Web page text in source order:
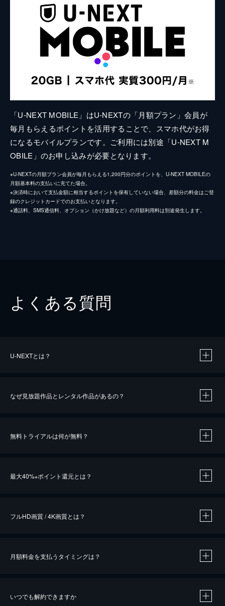
「U-NEXT MOBILE」はU-NEXTの「月額プラン」会員が
毎月もらえるポイントを活用することで、スマホ代がお得
になるモバイルプランです。ご利用には別途「U-NEXT M
OBILE」のお申し込みが必要となります。
※U-NEXTの月額プラン会員が毎月もらえる1,200円分のポイントを、U-NEXT MOBILEの
月額基本料の支払いに充てた場合。
※決済時において支払金額に相当するポイントを保有していない場合、差額分の料金はご登
録のクレジットカードでのお支払いとなります。
※通話料、SMS通信料、オプション（かけ放題など）の月額利用料は別途発生します。
よくある質問
U-NEXTとは？
なぜ見放題作品とレンタル作品があるの？
無料トライアルは何が無料？
最大40%※ポイント還元とは？
※40％ポイント還元の対象は、クレジットカード決済による作品の購入 / レンタルです。
フルHD画質 / 4K画質とは？
月額料金を支払うタイミングは？
いつでも解約できますか